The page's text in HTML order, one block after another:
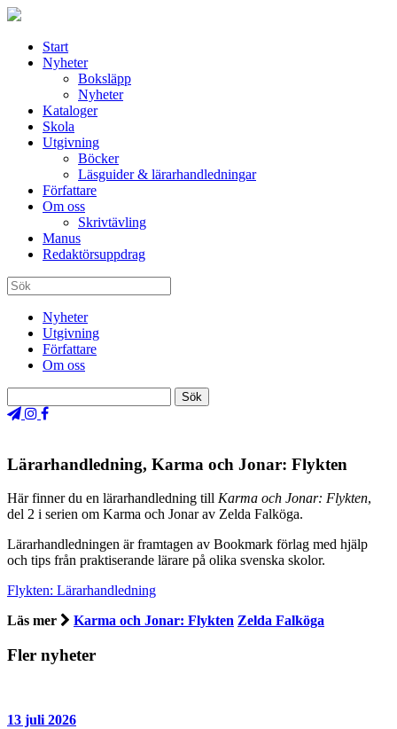
Start
Nyheter
Boksläpp
Nyheter
Kataloger
Skola
Utgivning
Böcker
Läsguider & lärarhandledningar
Författare
Om oss
Skrivtävling
Manus
Redaktörsuppdrag
Nyheter
Utgivning
Författare
Om oss
Lärarhandledning, Karma och Jonar: Flykten
Här finner du en lärarhandledning till Karma och Jonar: Flykten,
del 2 i serien om Karma och Jonar av Zelda Falköga.
Lärarhandledningen är framtagen av Bookmark förlag med hjälp
och tips från praktiserande lärare på olika svenska skolor.
Flykten: Lärarhandledning
Läs mer
Karma och Jonar: Flykten Zelda Falköga
Fler nyheter
13 juli 2026